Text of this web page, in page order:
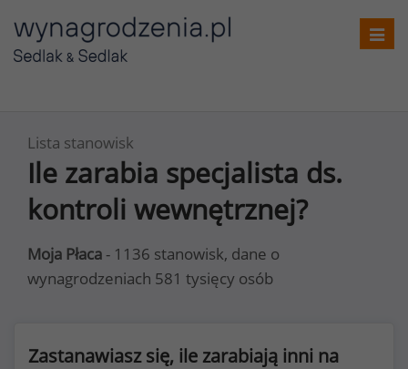
Lista stanowisk
Ile zarabia specjalista ds.
kontroli wewnętrznej?
Moja Płaca - 1136 stanowisk, dane o
wynagrodzeniach 581 tysięcy osób
Zastanawiasz się, ile zarabiają inni na